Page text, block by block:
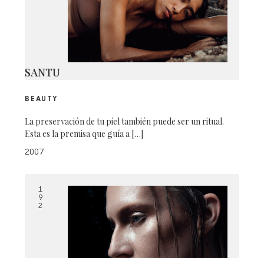
SANTU
BEAUTY
La preservación de tu piel también puede ser un ritual.
Esta es la premisa que guía a […]
2007
1
9
2